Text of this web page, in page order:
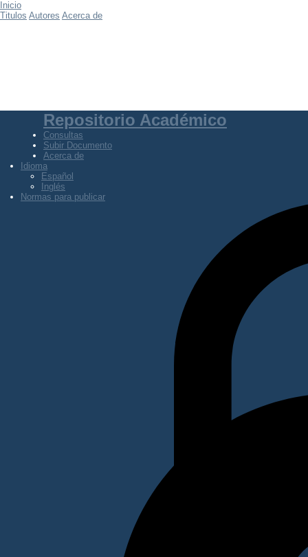
Inicio
Titulos Autores Acerca de
Repositorio Académico
Consultas
Subir Documento
Acerca de
Idioma
Español
Inglés
Normas para publicar